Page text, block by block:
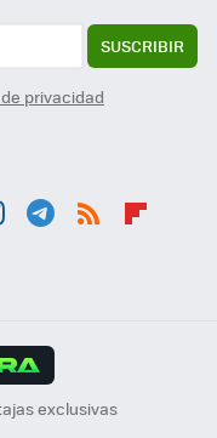
SUSCRIBIR
privacidad
exclusivas